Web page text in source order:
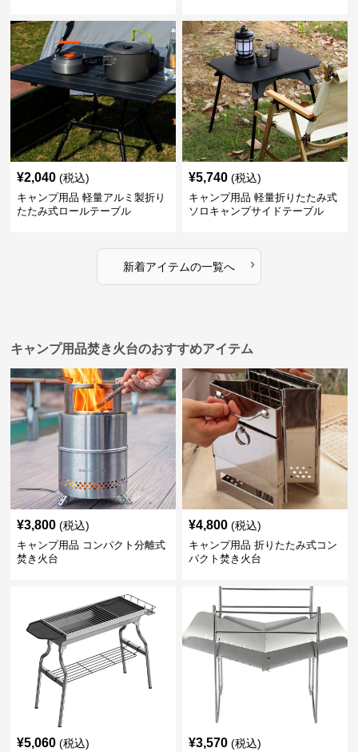
¥2,040 (税込)
キャンプ用品 軽量アルミ製折り
たたみ式ロールテーブル
¥5,740 (税込)
キャンプ用品 軽量折りたたみ式
ソロキャンプサイドテーブル
新着アイテムの一覧へ ›
キャンプ用品焚き火台のおすすめアイテム
¥3,800 (税込)
キャンプ用品 コンパクト分離式
焚き火台
¥4,800 (税込)
キャンプ用品 折りたたみ式コン
パクト焚き火台
¥5,060 (税込) ¥3,570 (税込)